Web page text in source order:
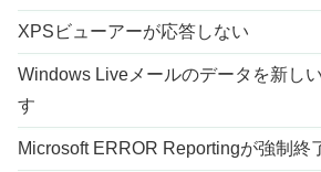
XPSビューアーが応答しない
Windows Liveメールのデータを新し
す
Microsoft ERROR Reportingが強制終